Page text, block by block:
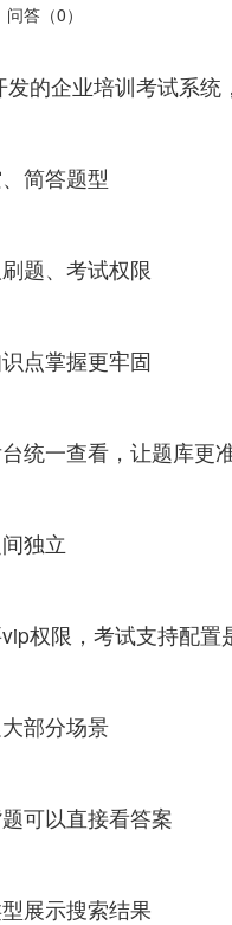
问答（0）
的企业培训考试系
简答题型
题、考试权限
点掌握更牢固
统一查看，让题库更
独立
权限，考试支持配置
部分场景
可以直接看答案
展示搜索结果